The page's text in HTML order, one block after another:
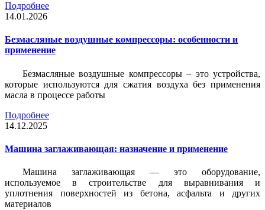
Подробнее
14.01.2026
Безмасляные воздушные компрессоры: особенности и
применение
Безмасляные воздушные компрессоры – это устройства,
которые используются для сжатия воздуха без применения
масла в процессе работы
Подробнее
14.12.2025
Машина заглаживающая: назначение и применение
Машина заглаживающая — это оборудование,
используемое в строительстве для выравнивания и
уплотнения поверхностей из бетона, асфальта и других
материалов